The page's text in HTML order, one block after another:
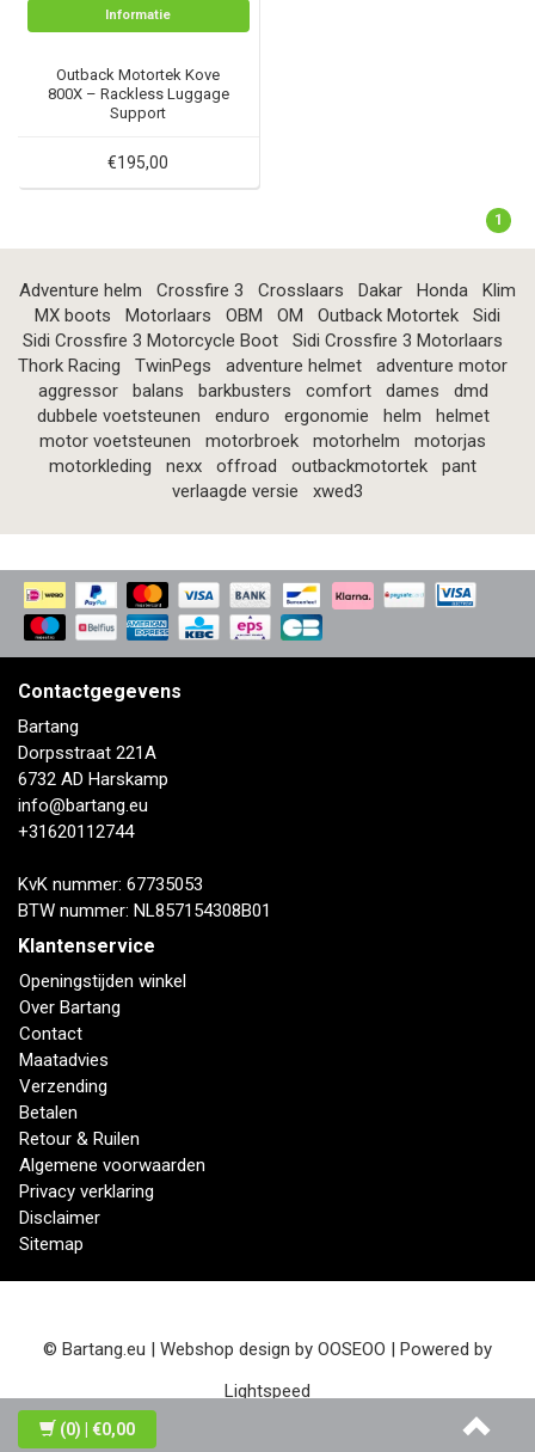
Informatie
Outback Motortek Kove
800X – Rackless Luggage
Support
€195,00
1
Adventure helm Crossfire 3 Crosslaars Dakar Honda
Klim
MX boots
Motorlaars OBM OM Outback Motortek
Sidi
Sidi Crossfire 3 Motorcycle Boot
Sidi Crossfire 3 Motorlaars
Thork Racing
TwinPegs adventure helmet
adventure motor
aggressor
balans barkbusters comfort dames
dmd
dubbele voetsteunen
enduro ergonomie helm
helmet
motor voetsteunen
motorbroek motorhelm
motorjas
motorkleding
nexx offroad outbackmotortek
pant
verlaagde versie
xwed3
Contactgegevens
Bartang
Dorpsstraat 221A
6732 AD Harskamp
info@bartang.eu
+31620112744
KvK nummer: 67735053
BTW nummer: NL857154308B01
Klantenservice
Openingstijden winkel
Over Bartang
Contact
Maatadvies
Verzending
Betalen
Retour & Ruilen
Algemene voorwaarden
Privacy verklaring
Disclaimer
Sitemap
© Bartang.eu | Webshop design by OOSEOO | Powered by
Lightspeed
(0) | €0,00